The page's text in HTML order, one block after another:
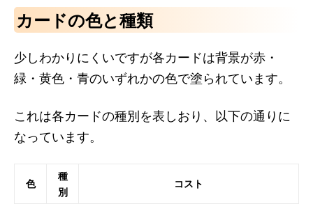
カードの色と種類
少しわかりにくいですが各カードは背景が赤・
緑・黄色・青のいずれかの色で塗られています。
これは各カードの種別を表しおり、以下の通りに
なっています。
色
種
別
コスト